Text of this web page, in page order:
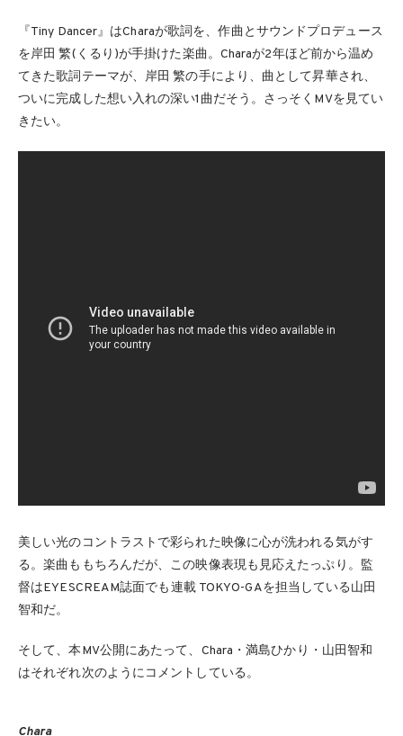
『Tiny Dancer』はCharaが歌詞を、作曲とサウンドプロデュース
を岸田 繁(くるり)が手掛けた楽曲。Charaが2年ほど前から温め
てきた歌詞テーマが、岸田 繁の手により、曲として昇華され、
ついに完成した想い入れの深い1曲だそう。さっそくMVを見てい
きたい。
美しい光のコントラストで彩られた映像に心が洗われる気がす
る。楽曲ももちろんだが、この映像表現も見応えたっぷり。監
督はEYESCREAM誌面でも連載 TOKYO-GAを担当している山田
智和だ。
そして、本MV公開にあたって、Chara・満島ひかり・山田智和
はそれぞれ次のようにコメントしている。
Chara